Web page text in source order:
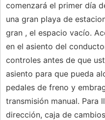
comenzará el primer día
una gran playa de
gran , el espacio vacío.
en el asiento del
controles antes de que
asiento para que pueda
pedales de freno y
transmisión manual. Para
dirección, caja de